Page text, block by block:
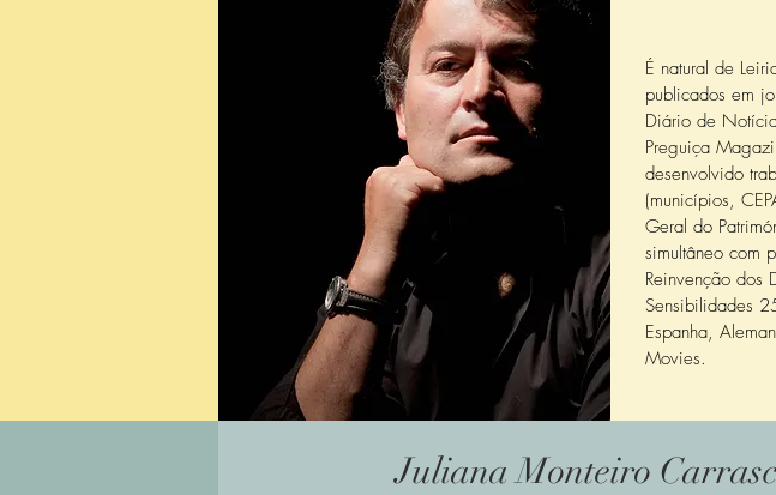
É natural de
publicados em
Diário de
Preguiça
desenvolvido
(municípios,
Geral do
simultâneo com
Reinvenção dos
Sensibilidades
Espanha,
Movies.
Juliana Monteiro